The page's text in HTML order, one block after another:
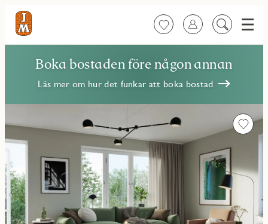
FavoriterLogga in
Sök
Meny
Boka bostaden före någon annan
Läs mer om hur det funkar att boka bostad